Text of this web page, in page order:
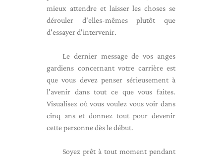
mieux attendre et laisser les choses se
dérouler d'elles-mêmes plutôt que
d'essayer d'intervenir.
Le dernier message de vos anges
gardiens concernant votre carrière est
que vous devez penser sérieusement à
l'avenir dans tout ce que vous faites.
Visualisez où vous voulez vous voir dans
cinq ans et donnez tout pour devenir
cette personne dès le début.
Soyez prêt à tout moment pendant